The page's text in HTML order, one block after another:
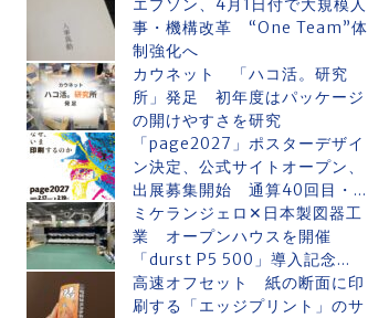
エプソン、4月1日付で大規模人
事・機構改革 “One Team”体
制強化へ
カウネット 「ハコ活。研究
所」発足 初年度はパッケージ
の開けやすさを研究
「page2027」ポスターデザイ
ン決定、公式サイトオープン、
出展募集開始 通算40回目・...
ミケランジェロ✕日本製図器工
業 オープンハウスを開催
「durst P5 500」導入記念...
高速オフセット 紙の断面に印
刷する「エッジプリント」のサ